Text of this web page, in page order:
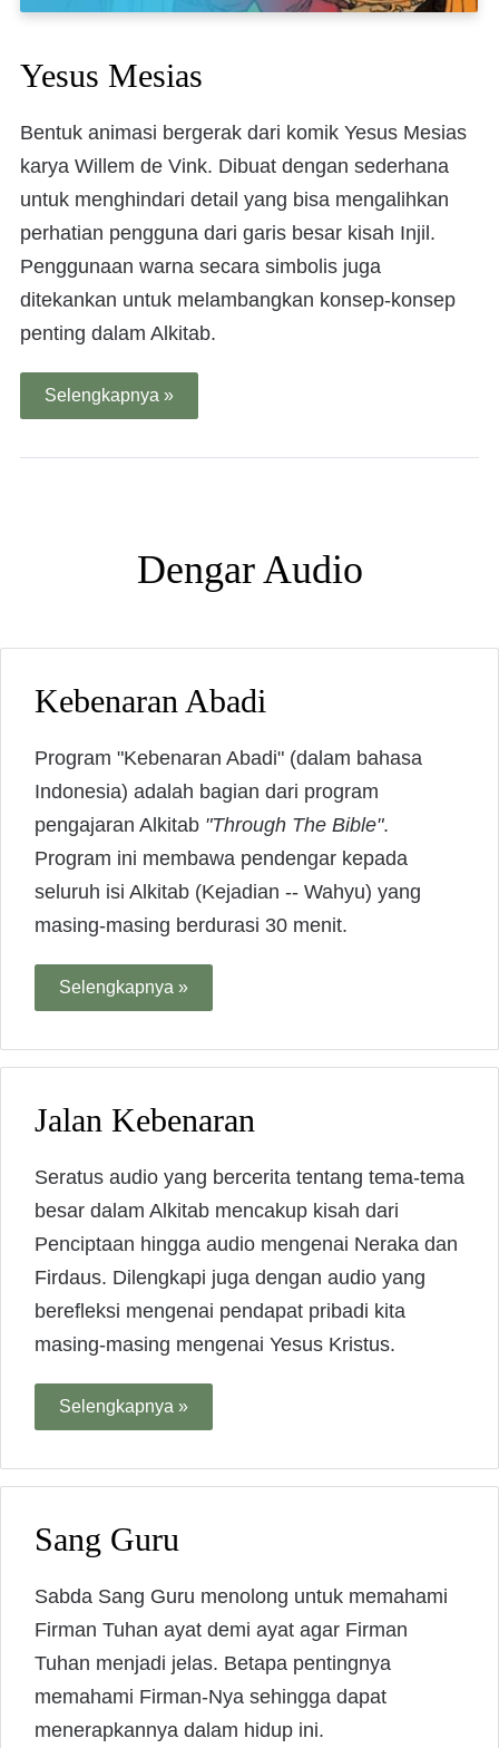
Yesus Mesias
Bentuk animasi bergerak dari komik Yesus Mesias
karya Willem de Vink. Dibuat dengan sederhana
untuk menghindari detail yang bisa mengalihkan
perhatian pengguna dari garis besar kisah Injil.
Penggunaan warna secara simbolis juga
ditekankan untuk melambangkan konsep-konsep
penting dalam Alkitab.
Selengkapnya »
Dengar Audio
Kebenaran Abadi
Program "Kebenaran Abadi" (dalam bahasa
Indonesia) adalah bagian dari program
pengajaran Alkitab "Through The Bible".
Program ini membawa pendengar kepada
seluruh isi Alkitab (Kejadian -- Wahyu) yang
masing-masing berdurasi 30 menit.
Selengkapnya »
Jalan Kebenaran
Seratus audio yang bercerita tentang tema-tema
besar dalam Alkitab mencakup kisah dari
Penciptaan hingga audio mengenai Neraka dan
Firdaus. Dilengkapi juga dengan audio yang
berefleksi mengenai pendapat pribadi kita
masing-masing mengenai Yesus Kristus.
Selengkapnya »
Sang Guru
Sabda Sang Guru menolong untuk memahami
Firman Tuhan ayat demi ayat agar Firman
Tuhan menjadi jelas. Betapa pentingnya
memahami Firman-Nya sehingga dapat
menerapkannya dalam hidup ini.